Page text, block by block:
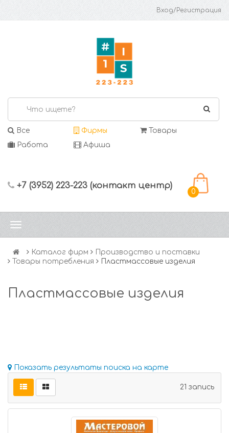
Вход/Регистрация
Все Фирмы
Товары
Работа
Афиша
+7 (3952) 223-223 (контакт центр)
0
Каталог фирм
Производство и поставки
Товары потребления
Пластмассовые изделия
Пластмассовые изделия
Показать результаты поиска на карте
21 запись